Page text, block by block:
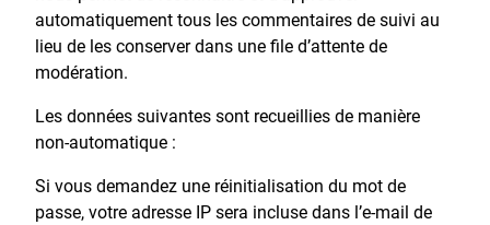
automatiquement tous les commentaires de suivi au
lieu de les conserver dans une file d’attente de
modération.
Les données suivantes sont recueillies de manière
non-automatique :
Si vous demandez une réinitialisation du mot de
passe, votre adresse IP sera incluse dans l’e-mail de